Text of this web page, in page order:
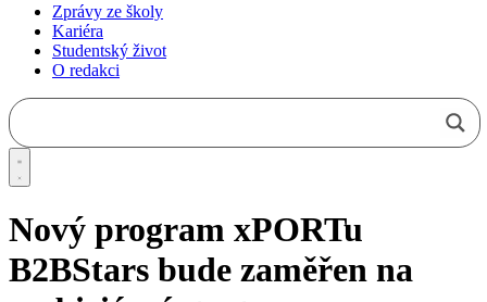
Zprávy ze školy
Kariéra
Studentský život
O redakci
Nový program xPORTu
B2BStars bude zaměřen na